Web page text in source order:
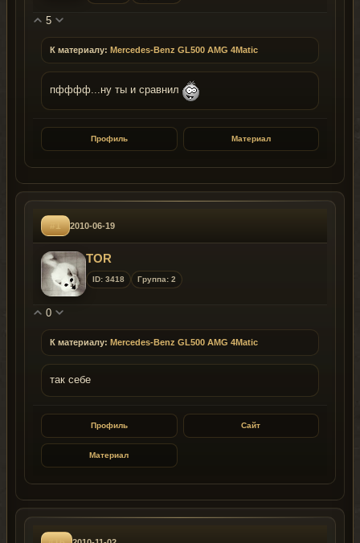
5
К материалу: Mercedes-Benz GL500 AMG 4Matic
пфффф...ну ты и сравнил
Профиль Материал
#1 2010-06-19
TOR
ID: 3418 Группа: 2
0
К материалу: Mercedes-Benz GL500 AMG 4Matic
так себе
Профиль Сайт
Материал